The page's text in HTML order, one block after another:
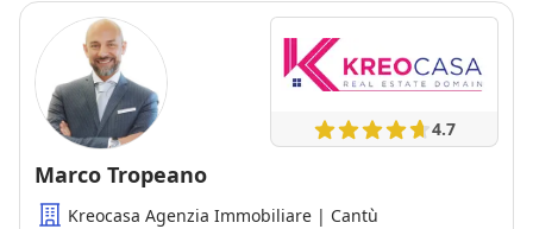
la maggior parte del tempo non avevamo la minima
idea di cosa stessimo facendo. Elena ha mostrato
una pazienza da santa, sopportandoci e
supportandoci in ogni momento. Ha risposto a ogni
nostra domanda con un'efficacia e un'esperienza
disarmanti, anche quando ha dovuto spiegarci le
stesse cose per la decima volta. Sempre disponibile,
preparatissima e dotata di una calma invidiabile. Se
cercate qualcuno che non solo vi trovi casa, ma che
4.7
Marco Tropeano
Kreocasa Agenzia Immobiliare | Cantù